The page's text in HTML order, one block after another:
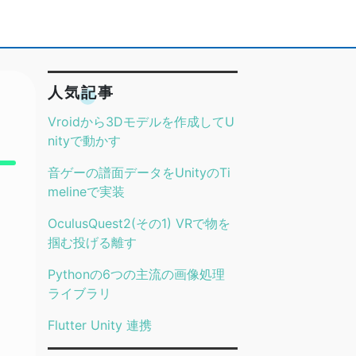
人気記事
Vroidから3Dモデルを作成してU
nityで動かす
音ゲーの譜面データをUnityのTi
melineで実装
OculusQuest2(その1) VRで物を
掴む投げる離す
Pythonの6つの主流の画像処理
ライブラリ
Flutter Unity 連携